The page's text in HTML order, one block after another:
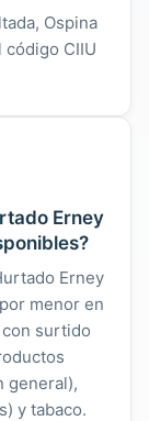
Ospina
CIIU
Erney
Erney
menor en
surtido
general),
y tabaco.